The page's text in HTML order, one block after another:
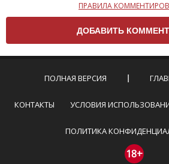
Чтобы ваш комментарий был
вам нужно придерживаться
Комментарий не может
эмоциональных
Не стоит отклоняться от
Пожалуйста, не
призывы к насилию и
направленные на
межнациональной и
ПРАВИЛА
ПОЛНАЯ ВЕРСИЯ
КОНТАКТЫ УСЛОВИЯ
ПОЛИТИКА
18+